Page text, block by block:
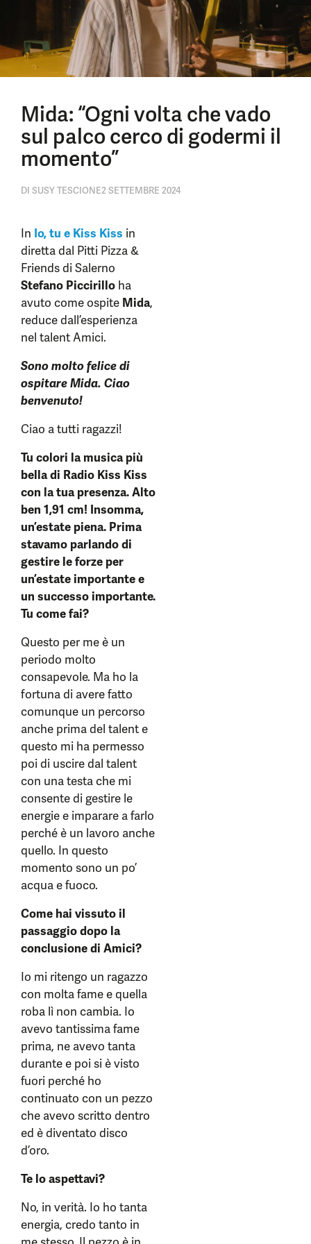
Mida: “Ogni volta che vado
sul palco cerco di godermi il
momento”
DI SUSY TESCIONE2 SETTEMBRE 2024
In Io, tu e Kiss Kiss in
diretta dal Pitti Pizza &
Friends di Salerno
Stefano Piccirillo ha
avuto come ospite Mida,
reduce dall’esperienza
nel talent Amici.
Sono molto felice di
ospitare Mida. Ciao
benvenuto!
Ciao a tutti ragazzi!
Tu colori la musica più
bella di Radio Kiss Kiss
con la tua presenza. Alto
ben 1,91 cm! Insomma,
un’estate piena. Prima
stavamo parlando di
gestire le forze per
un’estate importante e
un successo importante.
Tu come fai?
Questo per me è un
periodo molto
consapevole. Ma ho la
fortuna di avere fatto
comunque un percorso
anche prima del talent e
questo mi ha permesso
poi di uscire dal talent
con una testa che mi
consente di gestire le
energie e imparare a farlo
perché è un lavoro anche
quello. In questo
momento sono un po’
acqua e fuoco.
Come hai vissuto il
passaggio dopo la
conclusione di Amici?
Io mi ritengo un ragazzo
con molta fame e quella
roba lì non cambia. Io
avevo tantissima fame
prima, ne avevo tanta
durante e poi si è visto
fuori perché ho
continuato con un pezzo
che avevo scritto dentro
ed è diventato disco
d’oro.
Te lo aspettavi?
No, in verità. Io ho tanta
energia, credo tanto in